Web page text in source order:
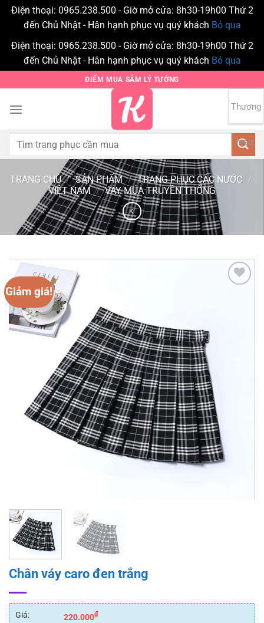
Điện thoại: 0965.238.500 - Giờ mở cửa: 8h30-19h00 Thứ 2
đến Chủ Nhật - Hân hạnh phục vụ quý khách Bỏ qua
Điện thoại: 0965.238.500 - Giờ mở cửa: 8h30-19h00 Thứ 2
đến Chủ Nhật - Hân hạnh phục vụ quý khách Bỏ qua
qua
nội
ĐIỂM MUA SẮM LÝ TƯỞNG
0
Tìm
TRANG CHỦ / SẢN PHẨM / TRANG PHỤC CÁC NƯỚC /
VIỆT NAM / VÁY MÚA TRUYỀN THỐNG
Giảm giá!
Chân váy caro đen trắng
Giá: 220.000₫
Thương
hiệu: